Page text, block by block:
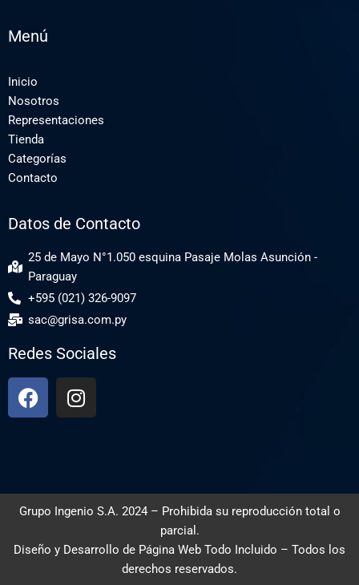
Menú
Inicio
Nosotros
Representaciones
Tienda
Categorías
Contacto
Datos de Contacto
25 de Mayo N°1.050 esquina Pasaje Molas Asunción -
Paraguay
+595 (021) 326-9097
sac@grisa.com.py
Redes Sociales
Grupo Ingenio S.A. 2024 – Prohibida su reproducción total o
parcial.
Diseño y Desarrollo de Página Web Todo Incluido – Todos los
derechos reservados.